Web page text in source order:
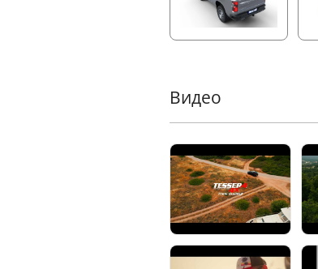
уникально
синхронизируется с
равномерное
Надежная
алюминиевых зубцов
несанкционированного
разблокируется с
работу даже в
Усиленные
безопасности
Видео